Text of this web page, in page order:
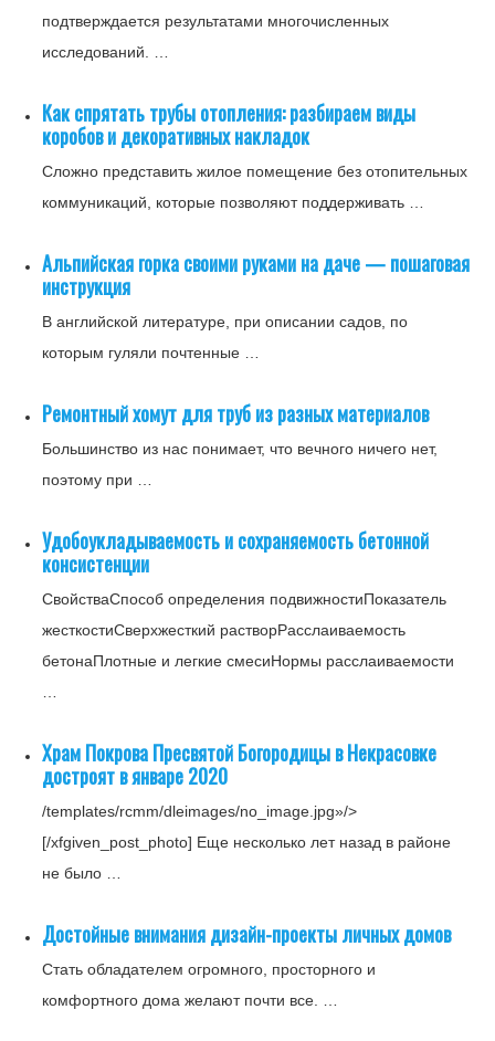
подтверждается результатами многочисленных
исследований. …
Как спрятать трубы отопления: разбираем виды
коробов и декоративных накладок
Сложно представить жилое помещение без отопительных
коммуникаций, которые позволяют поддерживать …
Альпийская горка своими руками на даче — пошаговая
инструкция
В английской литературе, при описании садов, по
которым гуляли почтенные …
Ремонтный хомут для труб из разных материалов
Большинство из нас понимает, что вечного ничего нет,
поэтому при …
Удобоукладываемость и сохраняемость бетонной
консистенции
СвойстваСпособ определения подвижностиПоказатель
жесткостиСверхжесткий растворРасслаиваемость
бетонаПлотные и легкие смесиНормы расслаиваемости
Храм Покрова Пресвятой Богородицы в Некрасовке
достроят в январе 2020
/templates/rcmm/dleimages/no_image.jpg»/>
[/xfgiven_post_photo] Еще несколько лет назад в районе
не было …
Достойные внимания дизайн-проекты личных домов
Стать обладателем огромного, просторного и
комфортного дома желают почти все. …